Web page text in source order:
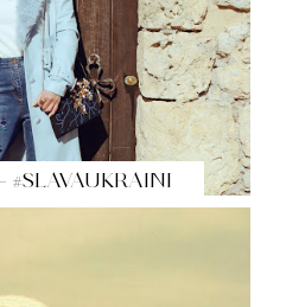
#SLAVAUKRAINI